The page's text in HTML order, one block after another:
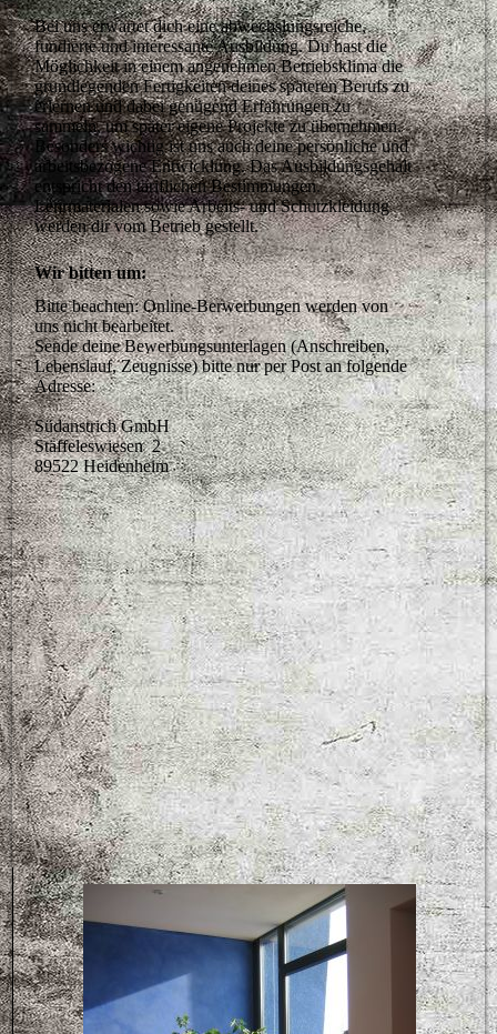
Bei uns erwartet dich eine abwechslungsreiche,
fundierte und interessante Ausbildung. Du hast die
Möglichkeit in einem angenehmen Betriebsklima die
grundlegenden Fertigkeiten deines späteren Berufs zu
erlernen und dabei genügend Erfahrungen zu
sammeln, um später eigene Projekte zu übernehmen.
Besonders wichtig ist uns auch deine persönliche und
arbeitsbezogene Entwicklung. Das Ausbildungsgehalt
entspricht den tariflichen Bestimmungen.
Lehrmaterialen sowie Arbeits- und Schutzkleidung
werden dir vom Betrieb gestellt.
Wir bitten um:
Bitte beachten: Online-Berwerbungen werden von
uns nicht bearbeitet.
Sende deine Bewerbungsunterlagen (Anschreiben,
Lebenslauf, Zeugnisse) bitte nur per Post an folgende
Adresse:
Südanstrich GmbH
Stäffeleswiesen  2
89522 Heidenheim